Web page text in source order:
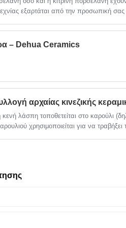
εξαρτάται από την προσωπική
– Dehua Ceramics
αρχαίας κινεζικής
λάσπη τοποθετείται στο καρούλι
χρησιμοποιείται για να